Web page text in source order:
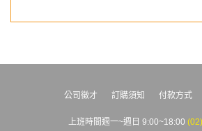
公司徵才 訂購須知 付款方式
上班時間週一~週日 9:00~18:00